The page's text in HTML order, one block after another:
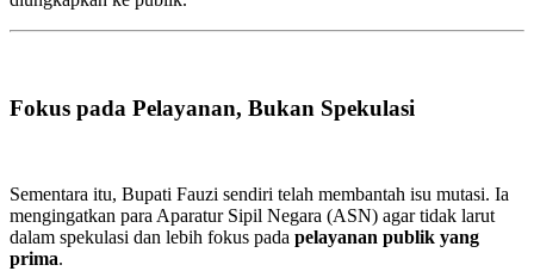
Fokus pada Pelayanan, Bukan Spekulasi
Sementara itu, Bupati Fauzi sendiri telah membantah isu mutasi. Ia
mengingatkan para Aparatur Sipil Negara (ASN) agar tidak larut
dalam spekulasi dan lebih fokus pada pelayanan publik yang
prima.